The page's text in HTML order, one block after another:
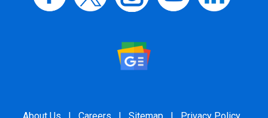
About Us | Careers | Sitemap | Privacy Policy